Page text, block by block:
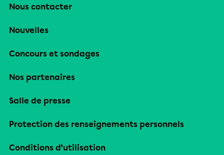
Nous contacter
Nouvelles
Concours et sondages
Nos partenaires
Salle de presse
Protection des renseignements personnels
Conditions d’utilisation